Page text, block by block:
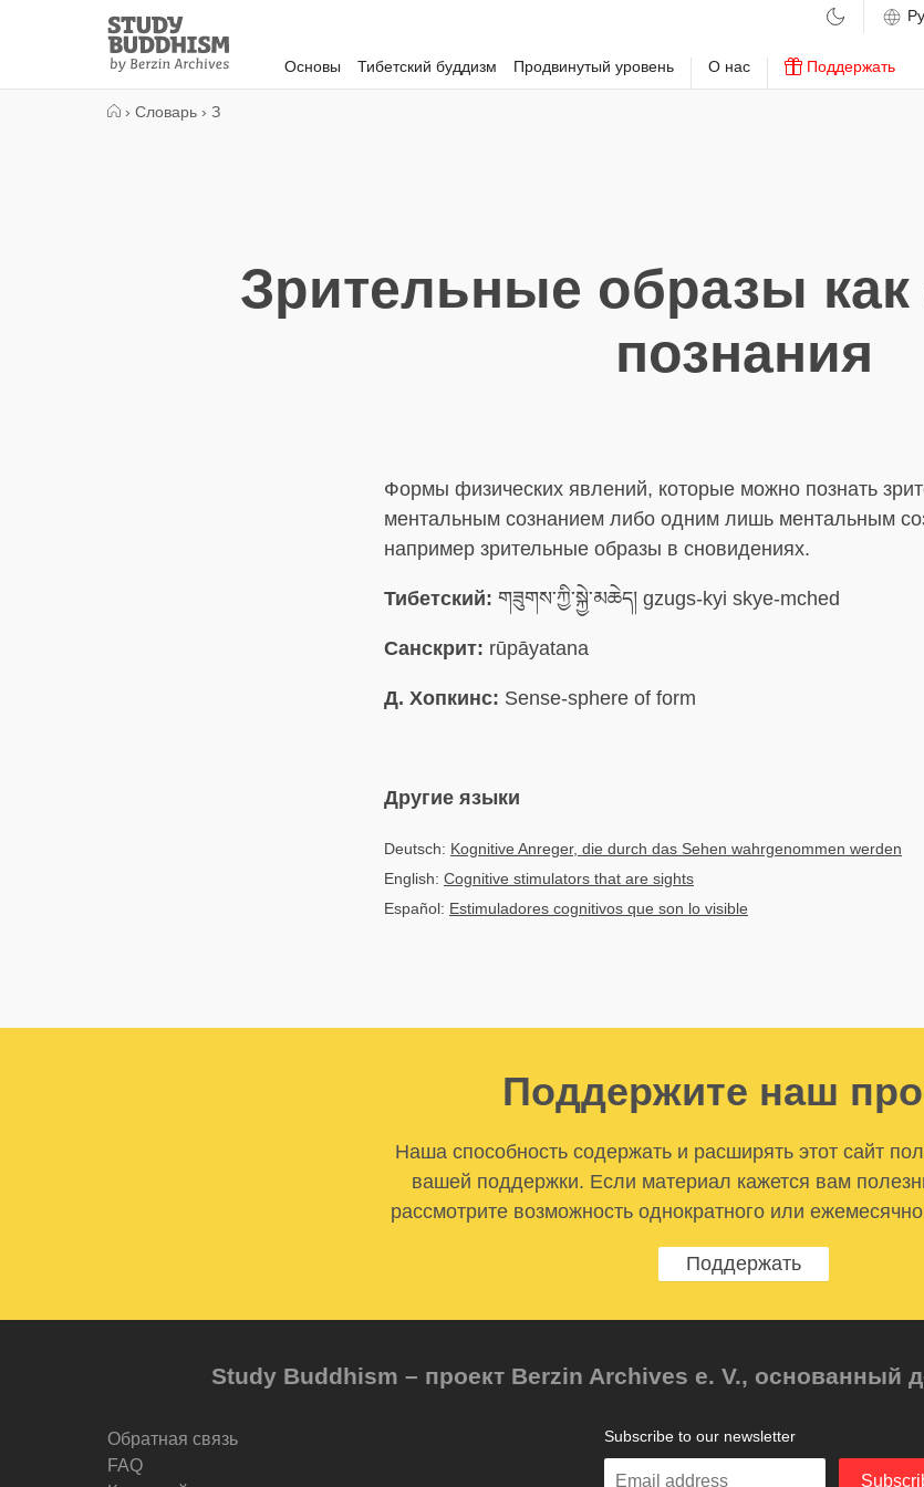
Study
Buddhism
Home
Основы Тибетский буддизм Продвинутый уровень О нас Поддержать
› Словарь › З
Зрительные образы как
познания
Формы физических явлений, которые можно познать
ментальным сознанием либо одним лишь ментальным
например зрительные образы в сновидениях.
Тибетский: གཟུགས་ཀྱི་སྐྱེ་མཆེད། gzugs-kyi skye-mched
Санскрит: rūpāyatana
Д. Хопкинс: Sense-sphere of form
Другие языки
Deutsch: Kognitive Anreger, die durch das Sehen wahrgenommen werden
English: Cognitive stimulators that are sights
Español: Estimuladores cognitivos que son lo visible
Поддержите наш
Наша способность содержать и расширять этот сайт
вашей поддержки. Если материал кажется вам
рассмотрите возможность однократного или
Поддержать
Study Buddhism – проект Berzin Archives e. V.,
Обратная связь
FAQ
Subscribe to our newsletter
Enter